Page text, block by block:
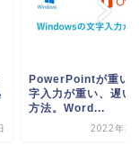
PowerPointが重い
字入力が重い、遅い
方法。Word...
2022年3